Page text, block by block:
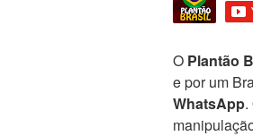
O Plantão
e por um
WhatsApp.